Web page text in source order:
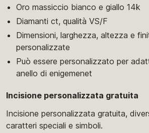
Oro massiccio bianco e giallo 14k
Diamanti ct, qualità VS/F
Dimensioni, larghezza, altezza e
personalizzate
Può essere personalizzato per
anello di enigemenet
Incisione personalizzata gratuita
Incisione personalizzata gratuita,
caratteri speciali e simboli.